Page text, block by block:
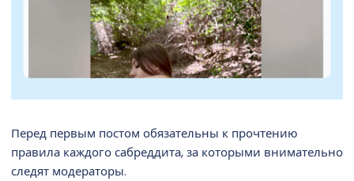
Перед первым постом обязательны к прочтению
правила каждого сабреддита, за которыми внимательно
следят модераторы.